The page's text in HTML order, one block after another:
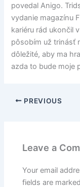
povedal Anigo.
vydanie magazínu
kariéru rád ukončil
pôsobím už trinásť
dôležité, aby ma
azda to bude moje
PREVIOUS
Leave a
Your email
fields are marked